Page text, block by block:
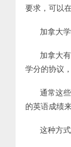
要求，可以
加拿大
加拿大
学分的协议
通常这
的英语成绩
这种方